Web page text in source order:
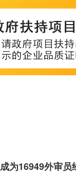
成为16949外审员